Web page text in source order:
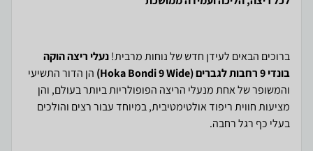
ברוכים הבאים לעידן חדש של נוחות מרבית!נעלי ריצה הוקה
בונדי 9 רחבות לגברים (Hoka Bondi 9 Wide)
הן הדור התשיעי
והמשופר של אחת מנעלי הריצה הפופולריות ביותר בעולם, והן
מציעות חווית ריפוד אולטימטיבית, במיוחד עבור רצים והולכים
בעלי כף רגל רחבה.